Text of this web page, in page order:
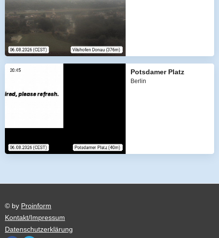
Potsdamer Platz
Berlin
© by Proinform
Kontakt/Impressum
Datenschutzerklärung